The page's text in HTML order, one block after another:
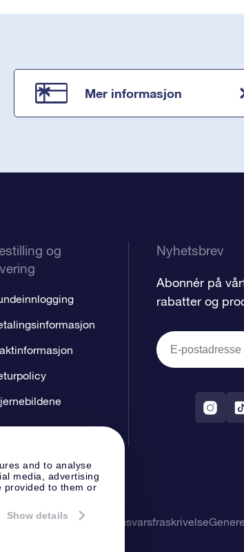
and to analyse
media, advertising
provided to them or
Show details
Mer informasjon
og
Nyhetsbrev
Abonnér på
rabatter og
Personvernerklæring og ansvarsfraskrivelse